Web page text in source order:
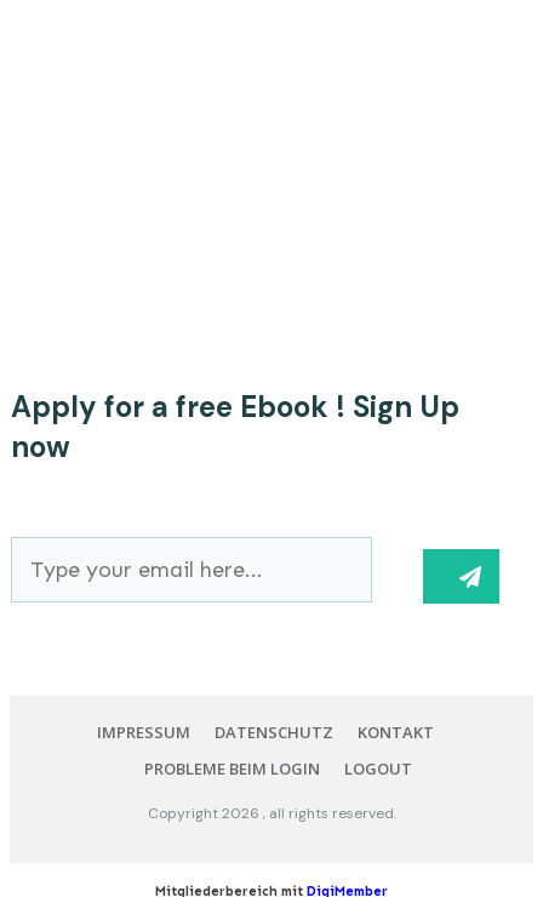
Apply for a free Ebook ! Sign Up
now
IMPRESSUM DATENSCHUTZ
KONTAKT
PROBLEME BEIM LOGIN
LOGOUT
Copyright2026 , all rights reserved.
Mitgliederbereich mit DigiMember